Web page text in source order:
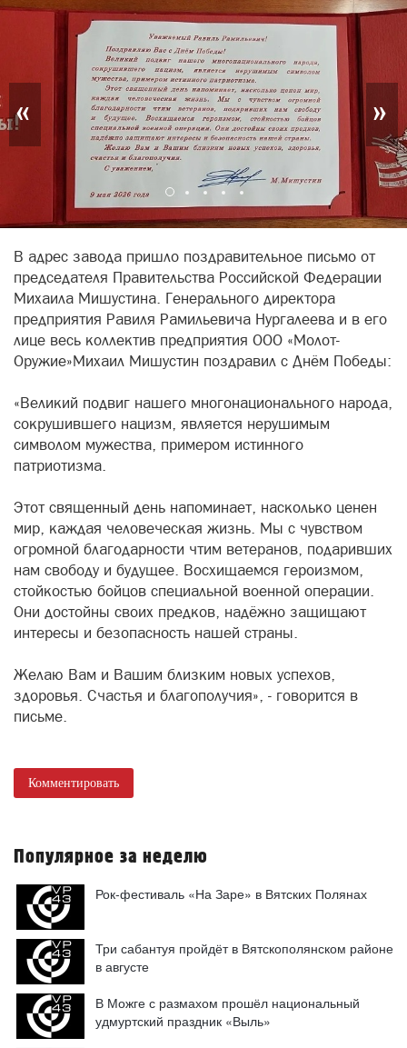
« »
В адрес завода пришло поздравительное письмо от
председателя Правительства Российской Федерации
Михаила Мишустина. Генерального директора
предприятия Равиля Рамильевича Нургалеева и в его
лице весь коллектив предприятия ООО «Молот-
Оружие»Михаил Мишустин поздравил с Днём Победы:
«Великий подвиг нашего многонационального народа,
сокрушившего нацизм, является нерушимым
символом мужества, примером истинного
патриотизма.
Этот священный день напоминает, насколько ценен
мир, каждая человеческая жизнь. Мы с чувством
огромной благодарности чтим ветеранов, подаривших
нам свободу и будущее. Восхищаемся героизмом,
стойкостью бойцов специальной военной операции.
Они достойны своих предков, надёжно защищают
интересы и безопасность нашей страны.
Желаю Вам и Вашим близким новых успехов,
здоровья. Счастья и благополучия», - говорится в
письме.
Комментировать
Популярное за неделю
Рок-фестиваль «На Заре» в Вятских Полянах
Три сабантуя пройдёт в Вятскополянском районе
в августе
В Можге с размахом прошёл национальный
удмуртский праздник «Выль»